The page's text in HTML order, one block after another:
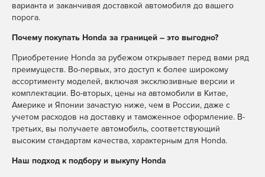
Диагностика подвески MAX Telegram
WhatsApp
диагностика
WhatsApp
Заправка
кондиционера
MAX Telegram WhatsApp
Мойка двигателя MAX Telegram
WhatsApp
Мойка радиаторов со
съемом
MAX Telegram WhatsApp
Сход-развал проверка
углов на стенде 3D
WhatsApp
Сход-развал
варианта и заканчивая доставкой автомобиля до вашего
порога.
Почему покупать Honda за границей – это выгодно?
Приобретение Honda за рубежом открывает перед вами ряд
преимуществ. Во-первых, это доступ к более широкому
ассортименту моделей, включая эксклюзивные версии и
комплектации. Во-вторых, цены на автомобили в Китае,
Америке и Японии зачастую ниже, чем в России, даже с
учетом расходов на доставку и таможенное оформление. В-
третьих, вы получаете автомобиль, соответствующий
высоким стандартам качества, характерным для Honda.
Наш подход к подбору и выкупу Honda